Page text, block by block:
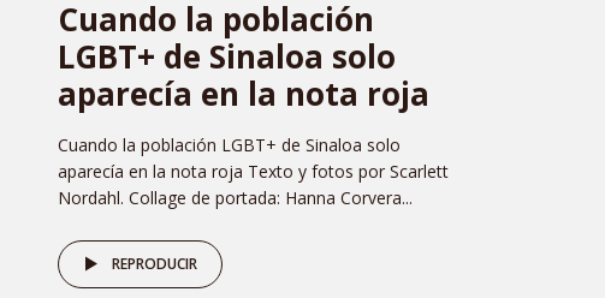
Cuando la población
LGBT+ de Sinaloa solo
aparecía en la nota roja
Cuando la población LGBT+ de Sinaloa solo
aparecía en la nota roja Texto y fotos por Scarlett
Nordahl. Collage de portada: Hanna Corvera...
REPRODUCIR